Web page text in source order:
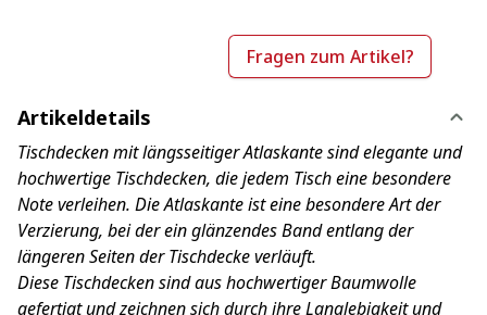
Fragen zum Artikel?
Artikeldetails
Tischdecken mit längsseitiger Atlaskante sind elegante und
hochwertige Tischdecken, die jedem Tisch eine besondere
Note verleihen. Die Atlaskante ist eine besondere Art der
Verzierung, bei der ein glänzendes Band entlang der
längeren Seiten der Tischdecke verläuft.
Diese Tischdecken sind aus hochwertiger Baumwolle
gefertigt und zeichnen sich durch ihre Langlebigkeit und